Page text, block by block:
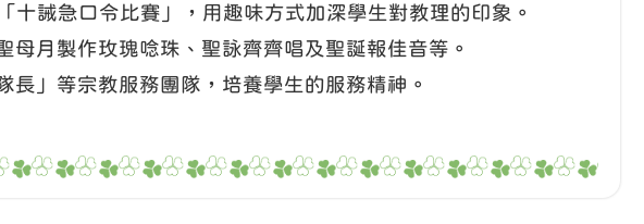
誡急口令比賽」，用趣味方式加深學生對教理的印象。
月製作玫瑰唸珠、聖詠齊齊唱及聖誕報佳音等。
」等宗教服務團隊，培養學生的服務精神。